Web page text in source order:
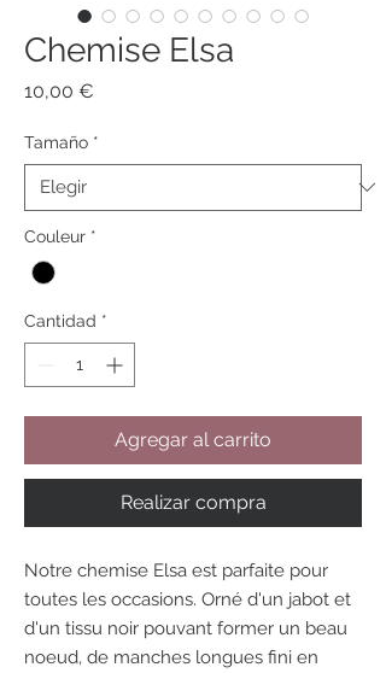
Chemise Elsa
10,00 €
Tamaño *
Couleur *
Cantidad *
Agregar al carrito
Realizar compra
Notre chemise Elsa est parfaite pour
toutes les occasions. Orné d'un jabot et
d'un tissu noir pouvant former un beau
noeud, de manches longues fini en